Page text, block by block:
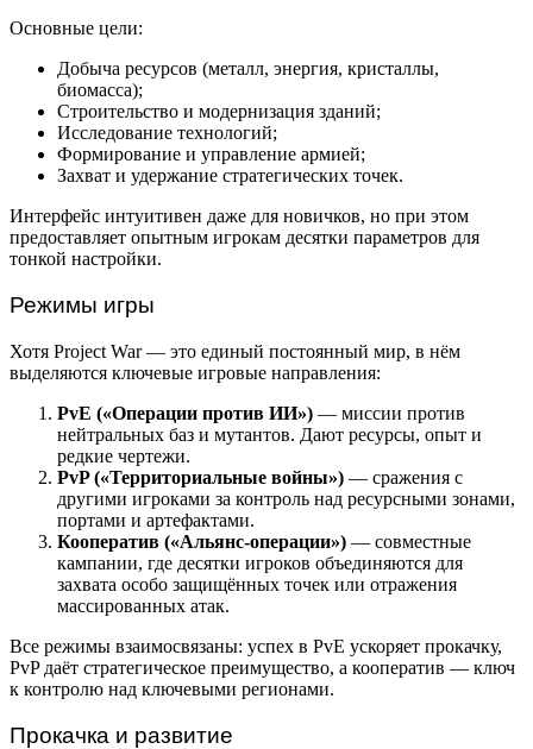
Основные цели:
Добыча ресурсов (металл, энергия, кристаллы,
биомасса);
Строительство и модернизация зданий;
Исследование технологий;
Формирование и управление армией;
Захват и удержание стратегических точек.
Интерфейс интуитивен даже для новичков, но при этом
предоставляет опытным игрокам десятки параметров для
тонкой настройки.
Режимы игры
Хотя Project War — это единый постоянный мир, в нём
выделяются ключевые игровые направления:
PvE («Операции против ИИ») — миссии против
нейтральных баз и мутантов. Дают ресурсы, опыт и
редкие чертежи.
PvP («Территориальные войны») — сражения с
другими игроками за контроль над ресурсными зонами,
портами и артефактами.
Кооператив («Альянс-операции») — совместные
кампании, где десятки игроков объединяются для
захвата особо защищённых точек или отражения
массированных атак.
Все режимы взаимосвязаны: успех в PvE ускоряет прокачку,
PvP даёт стратегическое преимущество, а кооператив — ключ
к контролю над ключевыми регионами.
Прокачка и развитие